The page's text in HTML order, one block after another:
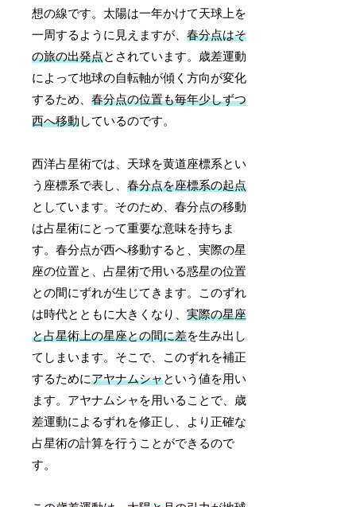
想の線です。太陽は一年かけて天球上を
一周するように見えますが、春分点はそ
の旅の出発点とされています。歳差運動
によって地球の自転軸が傾く方向が変化
するため、春分点の位置も毎年少しずつ
西へ移動しているのです。
西洋占星術では、天球を黄道座標系とい
う座標系で表し、春分点を座標系の起点
としています。そのため、春分点の移動
は占星術にとって重要な意味を持ちま
す。春分点が西へ移動すると、実際の星
座の位置と、占星術で用いる惑星の位置
との間にずれが生じてきます。このずれ
は時代とともに大きくなり、実際の星座
と占星術上の星座との間に差を生み出し
てしまいます。そこで、このずれを補正
するためにアヤナムシャという値を用い
ます。アヤナムシャを用いることで、歳
差運動によるずれを修正し、より正確な
占星術の計算を行うことができるので
す。